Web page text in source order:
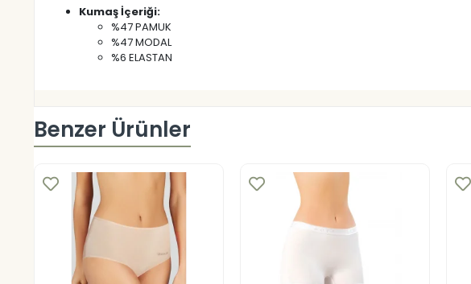
Kumaş İçeriği:
%47 PAMUK
%47 MODAL
%6 ELASTAN
Benzer Ürünler